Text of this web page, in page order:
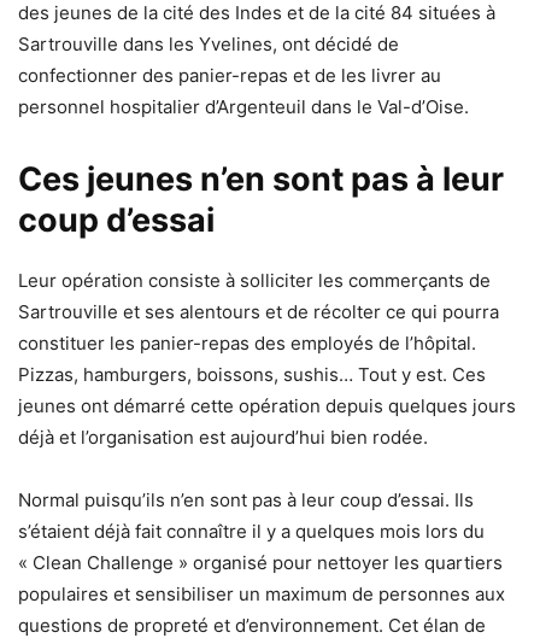
des jeunes de la cité des Indes et de la cité 84 situées à
Sartrouville dans les Yvelines, ont décidé de
confectionner des panier-repas et de les livrer au
personnel hospitalier d’Argenteuil dans le Val-d’Oise.
Ces jeunes n’en sont pas à leur
coup d’essai
Leur opération consiste à solliciter les commerçants de
Sartrouville et ses alentours et de récolter ce qui pourra
constituer les panier-repas des employés de l’hôpital.
Pizzas, hamburgers, boissons, sushis… Tout y est. Ces
jeunes ont démarré cette opération depuis quelques jours
déjà et l’organisation est aujourd’hui bien rodée.
Normal puisqu’ils n’en sont pas à leur coup d’essai. Ils
s’étaient déjà fait connaître il y a quelques mois lors du
« Clean Challenge » organisé pour nettoyer les quartiers
populaires et sensibiliser un maximum de personnes aux
questions de propreté et d’environnement. Cet élan de